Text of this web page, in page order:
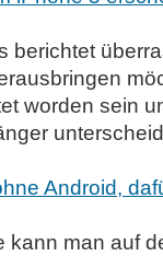
berichtet
worden sein
Android,
kann man auf